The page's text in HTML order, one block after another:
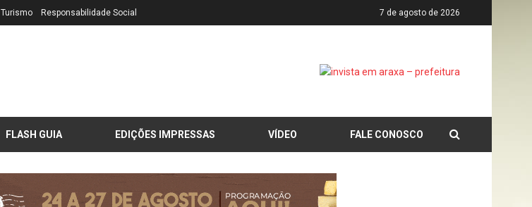
Turismo Responsabilidade Social 7 de agosto de 2026
FLASH GUIA EDIÇÕES IMPRESSAS VÍDEO FALE CONOSCO